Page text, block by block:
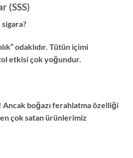
(SSS)
odaklıdır. Tütün içimi
etkisi çok yoğundur.
boğazı ferahlatma özelliği
çok satan ürünlerimiz